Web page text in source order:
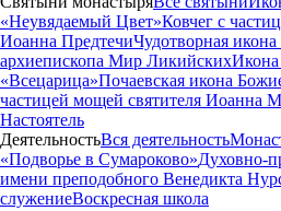
«Неувядаемый Цвет»Ковчег с
Иоанна ПредтечиЧудотворная
архиепископа Мир Ликийских
«Всецарица»Почаевская икона
частицей мощей святителя Иоанна
Настоятель
ДеятельностьВся деятельность
«Подворье в Сумароково»Духовно-
имени преподобного Венедикта
служениеВоскресная школа